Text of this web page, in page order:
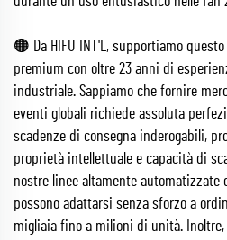
🟠 Da HIFU INT'L, supportiamo
premium con oltre 23 anni di
industriale. Sappiamo che fornire
eventi globali richiede assoluta
scadenze di consegna inderogabili,
proprietà intellettuale e capacità di
nostre linee altamente automatizzate
possono adattarsi senza sforzo a
migliaia fino a milioni di unità.